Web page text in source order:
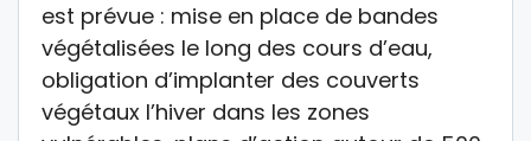
est prévue : mise en place de bandes
végétalisées le long des cours d’eau,
obligation d’implanter des couverts
végétaux l’hiver dans les zones